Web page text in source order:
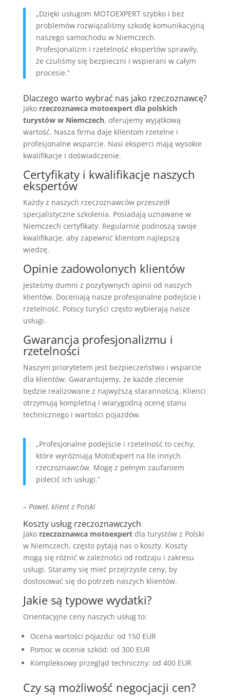
„Dzięki usługom MOTOEXPERT szybko i bez
problemów rozwiązaliśmy szkodę komunikacyjną
naszego samochodu w Niemczech.
Profesjonalizm i rzetelność ekspertów sprawiły,
że czuliśmy się bezpieczni i wspierani w całym
procesie.”
Dlaczego warto wybrać nas jako rzeczoznawcę?
Jako rzeczoznawca motoexpert dla polskich
turystów w Niemczech, oferujemy wyjątkową
wartość. Nasza firma daje klientom rzetelne i
profesjonalne wsparcie. Nasi eksperci mają wysokie
kwalifikacje i doświadczenie.
Certyfikaty i kwalifikacje naszych
ekspertów
Każdy z naszych rzeczoznawców przeszedł
specjalistyczne szkolenia. Posiadają uznawane w
Niemczech certyfikaty. Regularnie podnoszą swoje
kwalifikacje, aby zapewnić klientom najlepszą
wiedzę.
Opinie zadowolonych klientów
Jesteśmy dumni z pozytywnych opinii od naszych
klientów. Doceniają nasze profesjonalne podejście i
rzetelność. Polscy turyści często wybierają nasze
usługi.
Gwarancja profesjonalizmu i
rzetelności
Naszym priorytetem jest bezpieczeństwo i wsparcie
dla klientów. Gwarantujemy, że każde zlecenie
będzie realizowane z najwyższą starannością. Klienci
otrzymują kompletną i wiarygodną ocenę stanu
technicznego i wartości pojazdów.
„Profesjonalne podejście i rzetelność to cechy,
które wyróżniają MotoExpert na tle innych
rzeczoznawców. Mogę z pełnym zaufaniem
polecić ich usługi.”
– Paweł, klient z Polski
Koszty usług rzeczoznawczych
Jako rzeczoznawca motoexpertdla turystów z Polski
w Niemczech, często pytają nas o koszty. Koszty
mogą się różnić w zależności od rodzaju i zakresu
usługi. Staramy się mieć przejrzyste ceny, by
dostosować się do potrzeb naszych klientów.
Jakie są typowe wydatki?
Orientacyjne ceny naszych usług to:
Ocena wartości pojazdu: od 150 EUR
Pomoc w ocenie szkód: od 300 EUR
Kompleksowy przegląd techniczny: od 400 EUR
Czy są możliwość negocjacji cen?